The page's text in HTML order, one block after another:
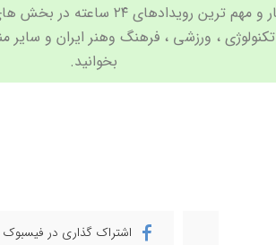
جدیدترین اخبار و مهم ترین
تکنولوژی، ورزشی ، فرهنگ وهنر ایران و سایر
بخوانید.
اشتراک گذاری در فیسبوک